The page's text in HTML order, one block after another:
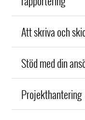
Att skriva och
Stöd med din
Projekthantering